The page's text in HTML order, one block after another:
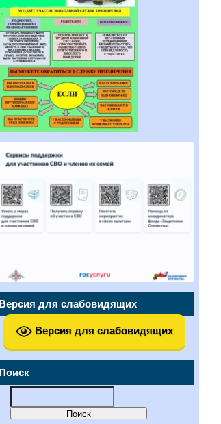
Версия для слабовидящих
Версия для слабовидящих
Поиск